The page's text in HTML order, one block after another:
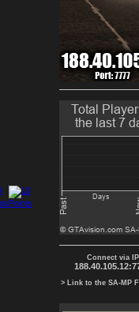
Connect via IP
> Link to the SA-MP